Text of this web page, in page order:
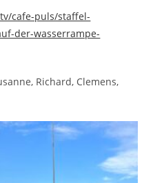
cafe-puls/staffel-
der-wasserrampe-
Richard, Clemens,